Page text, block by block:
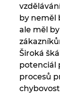
by neměl
ale měl
Široká
potenciál
procesů